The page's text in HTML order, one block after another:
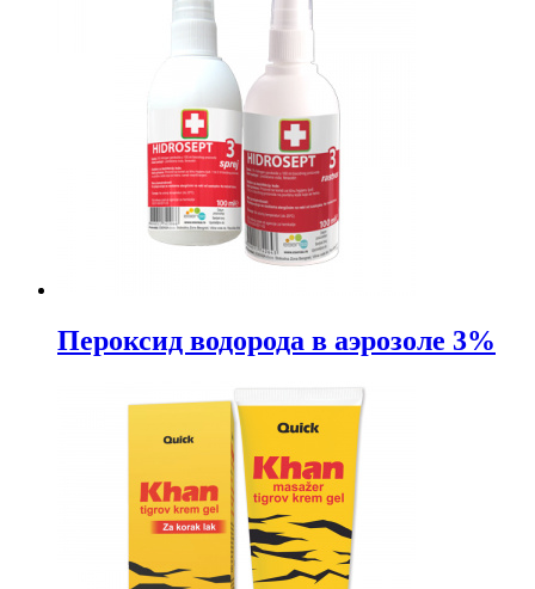
Пероксид водорода в аэрозоле 3%